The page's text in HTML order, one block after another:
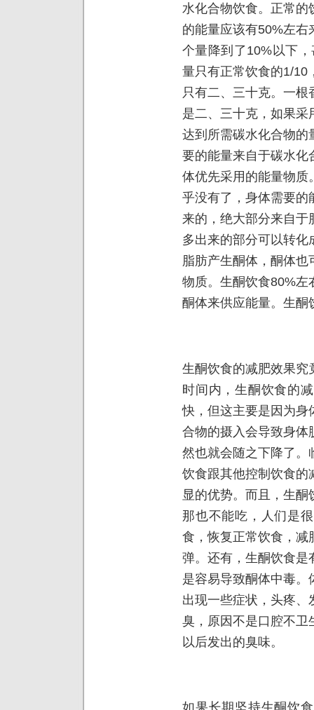
水化合物饮食。正常
的能量应该有50%左
个量降到了10%以下
量只有正常饮食的1/10
只有二、三十克。一
是二、三十克，如果
达到所需碳水化合物的
要的能量来自于碳水化
体优先采用的能量物质
乎没有了，身体需要的
来的，绝大部分来自于
多出来的部分可以转
脂肪产生酮体，酮体
物质。生酮饮食80%左
酮体来供应能量。生酮
生酮饮食的减肥效果究
时间内，生酮饮食的
快，但这主要是因为身
合物的摄入会导致身体
然也就会随之下降了。
饮食跟其他控制饮食的
显的优势。而且，生
那也不能吃，人们是
食，恢复正常饮食，减
弹。还有，生酮饮食是
是容易导致酮体中毒
出现一些症状，头疼
臭，原因不是口腔不卫
以后发出的臭味。